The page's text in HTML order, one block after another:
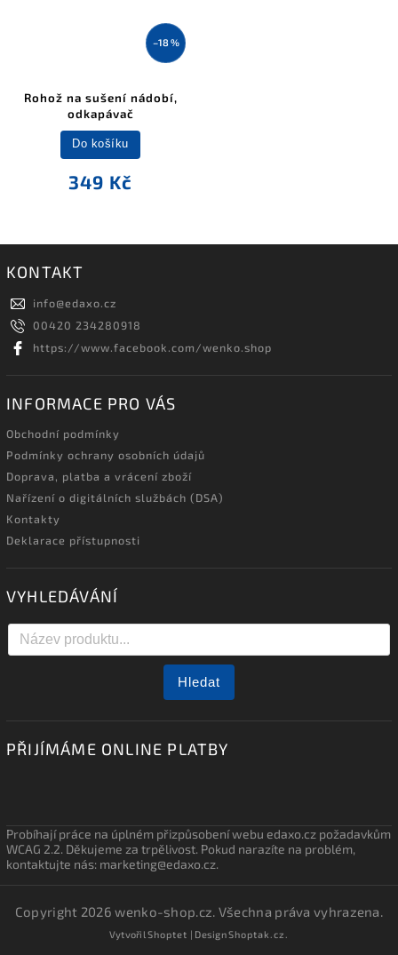
–18 %
Rohož na sušení nádobí,
odkapávač
349 Kč
Do košíku
KONTAKT
info@edaxo.cz
00420 234280918
https://www.facebook.com/wenko.shop
INFORMACE PRO VÁS
Obchodní podmínky
Podmínky ochrany osobních údajů
Doprava, platba a vrácení zboží
Nařízení o digitálních službách (DSA)
Kontakty
Deklarace přístupnosti
VYHLEDÁVÁNÍ
Hledat
PŘIJÍMÁME ONLINE PLATBY
Probíhají práce na úplném přizpůsobení webu edaxo.cz požadavkům
WCAG 2.2. Děkujeme za trpělivost. Pokud narazíte na problém,
kontaktujte nás: marketing@edaxo.cz.
Copyright 2026wenko-shop.cz. Všechna práva vyhrazena.
VytvořilShoptet | DesignShoptak.cz.